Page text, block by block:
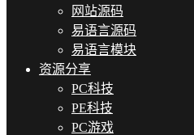
网站源码
易语言源码
易语言模块
资源分享
PC科技
PE科技
PC游戏